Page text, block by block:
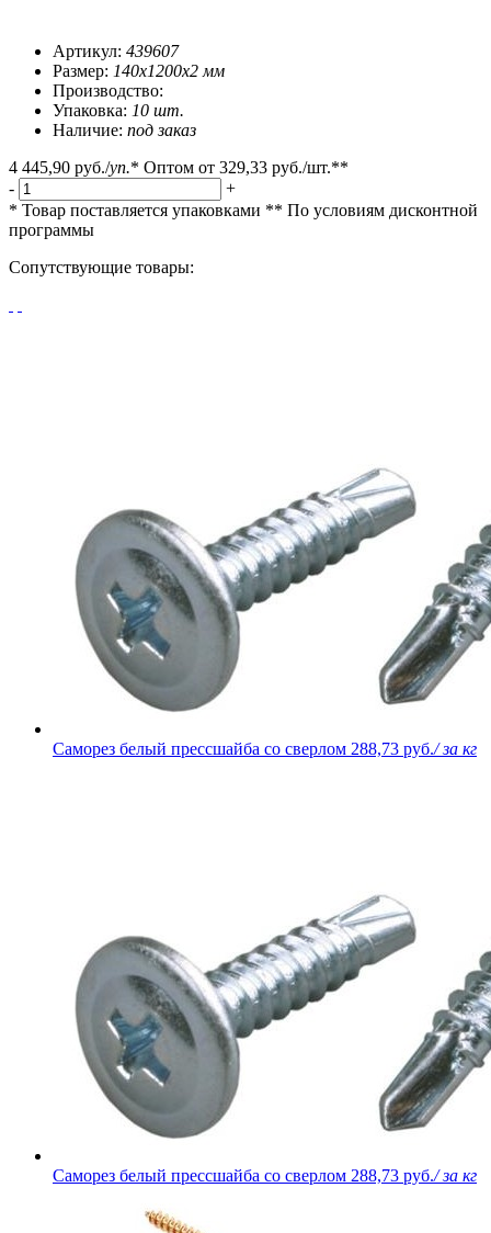
Артикул: 439607
Размер: 140x1200x2 мм
Производство:
Упаковка: 10 шт.
Наличие: под заказ
4 445,90 руб./уп.* Оптом от 329,33 руб./шт.**
-
+
* Товар поставляется упаковками ** По условиям дисконтной
программы
Сопутствующие товары:
Саморез белый прессшайба со сверлом 288,73 руб./ за кг
Саморез белый прессшайба со сверлом 288,73 руб./ за кг